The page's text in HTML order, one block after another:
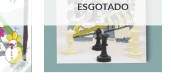
ESGOTADO